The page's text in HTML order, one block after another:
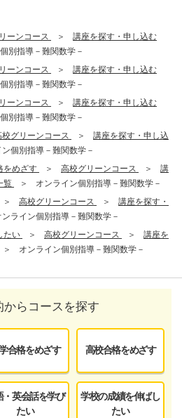
ーンコース
講座を探す・申し込む
別指導－難関数学－
ーンコース
講座を探す・申し込む
別指導－難関数学－
ーンコース
講座を探す・申し込む
別指導－難関数学－
校グリーンコース
講座を探す・申し込
個別指導－難関数学－
をめざす 高校グリーンコース
講
覧
オンライン個別指導－難関数学－
高校グリーンコース
講座を探す・
ンライン個別指導－難関数学－
たい 高校グリーンコース
講座を
オンライン個別指導－難関数学－
からコースを探す
合格をめざす 高校合格をめざす
・英会話を学び
たい
学校の成績を伸ばし
たい